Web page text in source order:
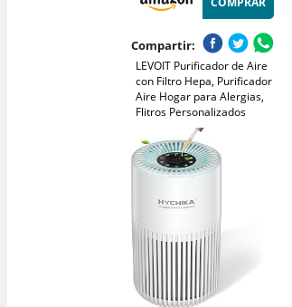
Compartir:
LEVOIT Purificador de Aire
con Filtro Hepa, Purificador
Aire Hogar para Alergias,
Flitros Personalizados
Elimina 99,97% del Polen,
Polvo, Olores de Mascotas,
Modo Sueño y
Temporizador